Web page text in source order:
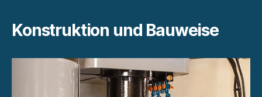
Konstruktion und Bauweise